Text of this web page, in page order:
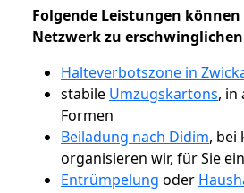
Folgende Leistungen können
Netzwerk zu
Halteverbotszone in
stabile Umzugskartons, in
Formen
Beiladung nach Didim, bei
organisieren wir, für Sie
Entrümpelung oder